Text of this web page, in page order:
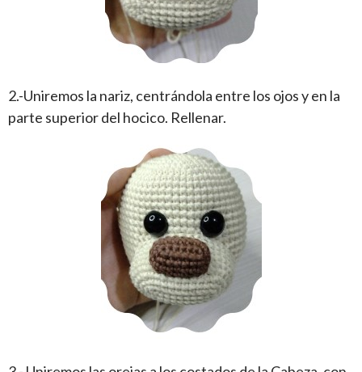
2.-Uniremos la nariz, centrándola entre los ojos y en la
parte superior del hocico. Rellenar.